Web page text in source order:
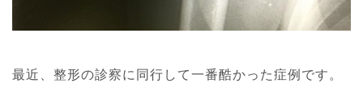
最近、整形の診察に同行して一番酷かった症例です。